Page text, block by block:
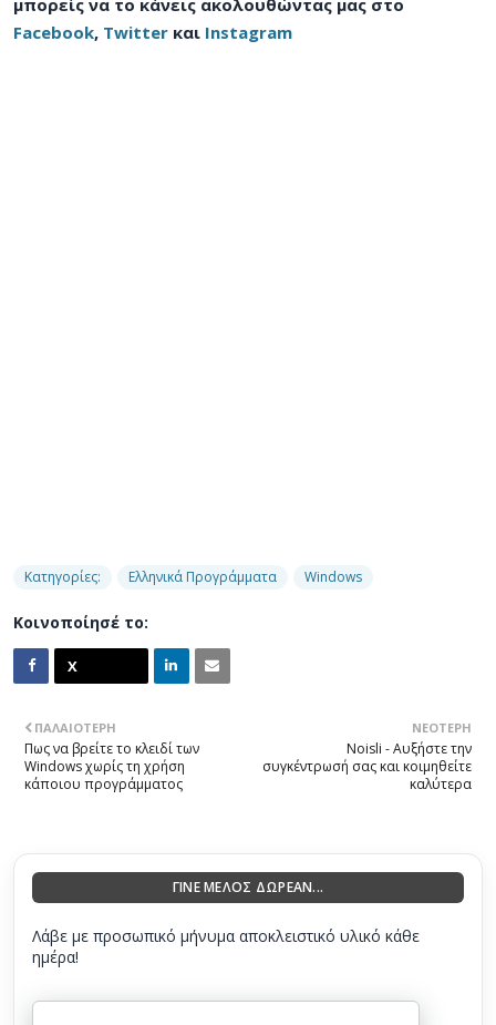
Facebook, Twitter και Instagram
Κατηγορίες: Ελληνικά Προγράμματα Windows
Κοινοποίησέ το:
ΝΕΌΤΕΡΗ
Noisli - Αυξήστε την
συγκέντρωσή σας και κοιμηθείτε
καλύτερα
ΠΑΛΑΙΌΤΕΡΗ
Πως να βρείτε το κλειδί των
Windows χωρίς τη χρήση
κάποιου προγράμματος
ΓΙΝΕ ΜΕΛΟΣ ΔΩΡΕΑΝ...
Λάβε με προσωπικό μήνυμα αποκλειστικό υλικό κάθε
ημέρα!